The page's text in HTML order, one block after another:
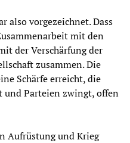
also vorgezeichnet. Dass
mit den
der Verschärfung der
zusammen. Die
Schärfe erreicht, die
und Parteien zwingt, offen
Aufrüstung und Krieg